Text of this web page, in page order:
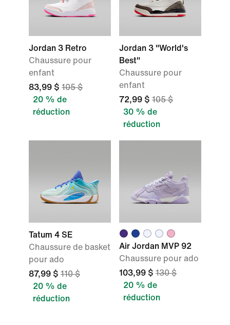
Jordan 3 Retro
Chaussure pour
enfant
83,99 $ 105 $
20 % de
réduction
Jordan 3 "World's
Best"
Chaussure pour
enfant
72,99 $ 105 $
30 % de
réduction
Tatum 4 SE
Chaussure de basket
pour ado
87,99 $ 110 $
20 % de
réduction
Air Jordan MVP 92
Chaussure pour ado
103,99 $ 130 $
20 % de
réduction